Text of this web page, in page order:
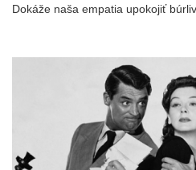
Dokáže naša empatia upokojiť